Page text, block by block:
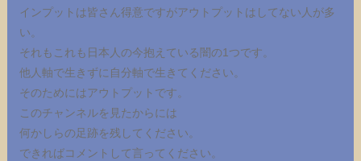
インプットは皆さん得意ですがアウトプットはしてない人が多
い。
それもこれも日本人の今抱えている闇の1つです。
他人軸で生きずに自分軸で生きてください。
そのためにはアウトプットです。
このチャンネルを見たからには
何かしらの足跡を残してください。
できればコメントして言ってください。